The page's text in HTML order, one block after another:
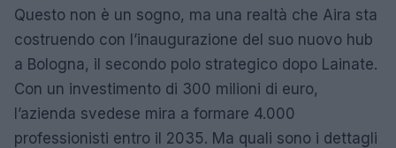
Questo non è un sogno, ma una realtà che Aira sta
costruendo con l’inaugurazione del suo nuovo hub
a Bologna, il secondo polo strategico dopo Lainate.
Con un investimento di 300 milioni di euro,
l’azienda svedese mira a formare 4.000
professionisti entro il 2035. Ma quali sono i dettagli